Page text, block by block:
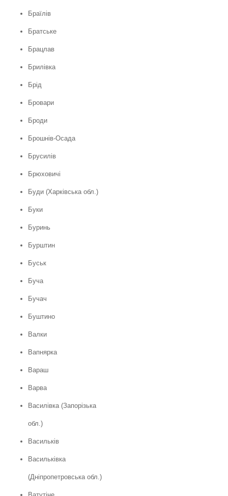
Браїлів
Братське
Брацлав
Брилівка
Брід
Бровари
Броди
Брошнів-Осада
Брусилів
Брюховичі
Буди (Харківська обл.)
Буки
Буринь
Бурштин
Буськ
Буча
Бучач
Буштино
Валки
Вапнярка
Вараш
Варва
Василівка (Запорізька
обл.)
Васильків
Васильківка
(Дніпропетровська обл.)
Ватутіне